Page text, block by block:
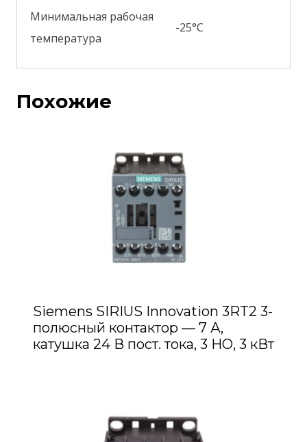
Минимальная рабочая
температура
-25°С
Похожие
Siemens SIRIUS Innovation 3RT2 3-
полюсный контактор — 7 А,
катушка 24 В пост. тока, 3 НО, 3 кВт